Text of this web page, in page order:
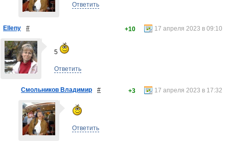
Ответить
Elleny # 17 апреля 2023 в 09:10
+10
5
Ответить
Смольников Владимир # 17 апреля 2023 в 17:32
+3
Ответить